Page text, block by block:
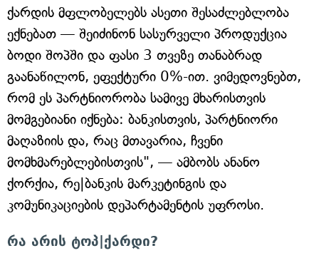
ქარდის მფლობელებს ასეთი შესაძლებლობა
ექნებათ — შეიძინონ სასურველი პროდუქცია
ბოდი შოპში და ფასი 3 თვეზე თანაბრად
გაანაწილონ, ეფექტური 0%-ით. ვიმედოვნებთ,
რომ ეს პარტნიორობა სამივე მხარისთვის
მომგებიანი იქნება: ბანკისთვის, პარტნიორი
მაღაზიის და, რაც მთავარია, ჩვენი
მომხმარებლებისთვის", — ამბობს ანანო
ქორქია, რე|ბანკის მარკეტინგის და
კომუნიკაციების დეპარტამენტის უფროსი.
რა არის ტოპ|ქარდი?